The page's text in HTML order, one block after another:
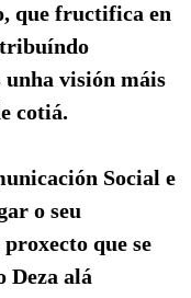
que fructifica en
unha visión máis
cotiá.
Social e
o seu
que se
Deza alá